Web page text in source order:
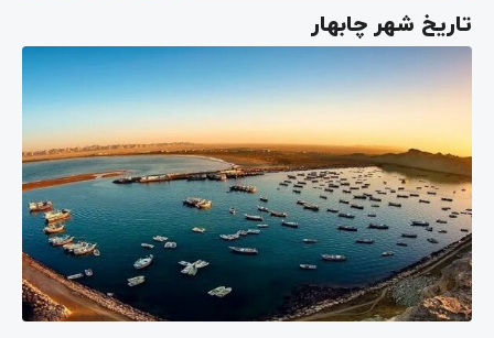
تاریخ شهر چابهار